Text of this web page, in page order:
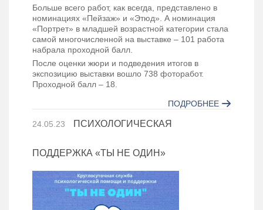
Филиал
Больше всего работ, как всегда, представлено в
номинациях «Пейзаж» и «Этюд». А номинация
«Портрет» в младшей возрастной категории стала
самой многочисленной на выставке – 101 работа
набрала проходной балл.
После оценки жюри и подведения итогов в
экспозицию выставки вошло 738 фоторабот.
Проходной балл – 18.
ПОДРОБНЕЕ
24.05.23 ПСИХОЛОГИЧЕСКАЯ
ПОДДЕРЖКА «ТЫ НЕ ОДИН»